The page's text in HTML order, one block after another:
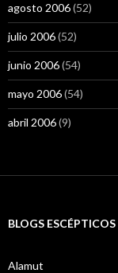
agosto 2006(52)
julio 2006(52)
junio 2006(54)
mayo 2006(54)
abril 2006(9)
BLOGS ESCÉPTICOS
Alamut